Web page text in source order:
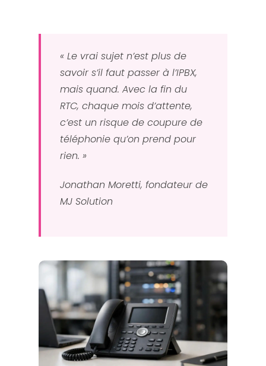
« Le vrai sujet n’est plus de
savoir s’il faut passer à l’IPBX,
mais quand. Avec la fin du
RTC, chaque mois d’attente,
c’est un risque de coupure de
téléphonie qu’on prend pour
rien. »
Jonathan Moretti, fondateur de
MJ Solution